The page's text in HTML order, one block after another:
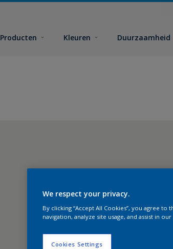
Producten Kleuren Duurzaamheid
We respect your privacy.
By clicking “Accept All Cookies”, you agree
navigation, analyze site usage, and assist in
Cookies Settings